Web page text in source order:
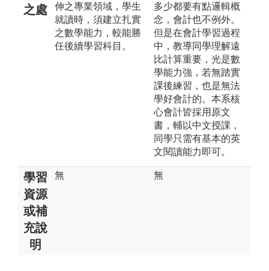
之處
伸之專業領域，學生
就讀時，須建立扎實
之數學能力，較能勝
任後續學習科目。
多少都要有點邏輯概
念，會計也不例外。
但是在會計學習過程
中，教導同學理解遠
比計算重要，光是數
學能力強，若無踏實
課後練習，也是無法
學好會計的。本系核
心會計皆採用原文
書，輔以中文授課，
同學只需有基本的英
文閱讀能力即可。
學習
資源
或補
充說
明
無 無